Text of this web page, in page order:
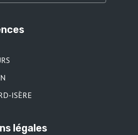
ISÈRE
légales